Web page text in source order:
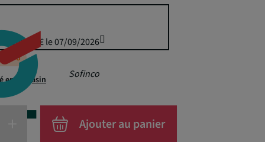
Sofinco
349,50 € le 07/09/2026
en magasin
Ajouter au panier